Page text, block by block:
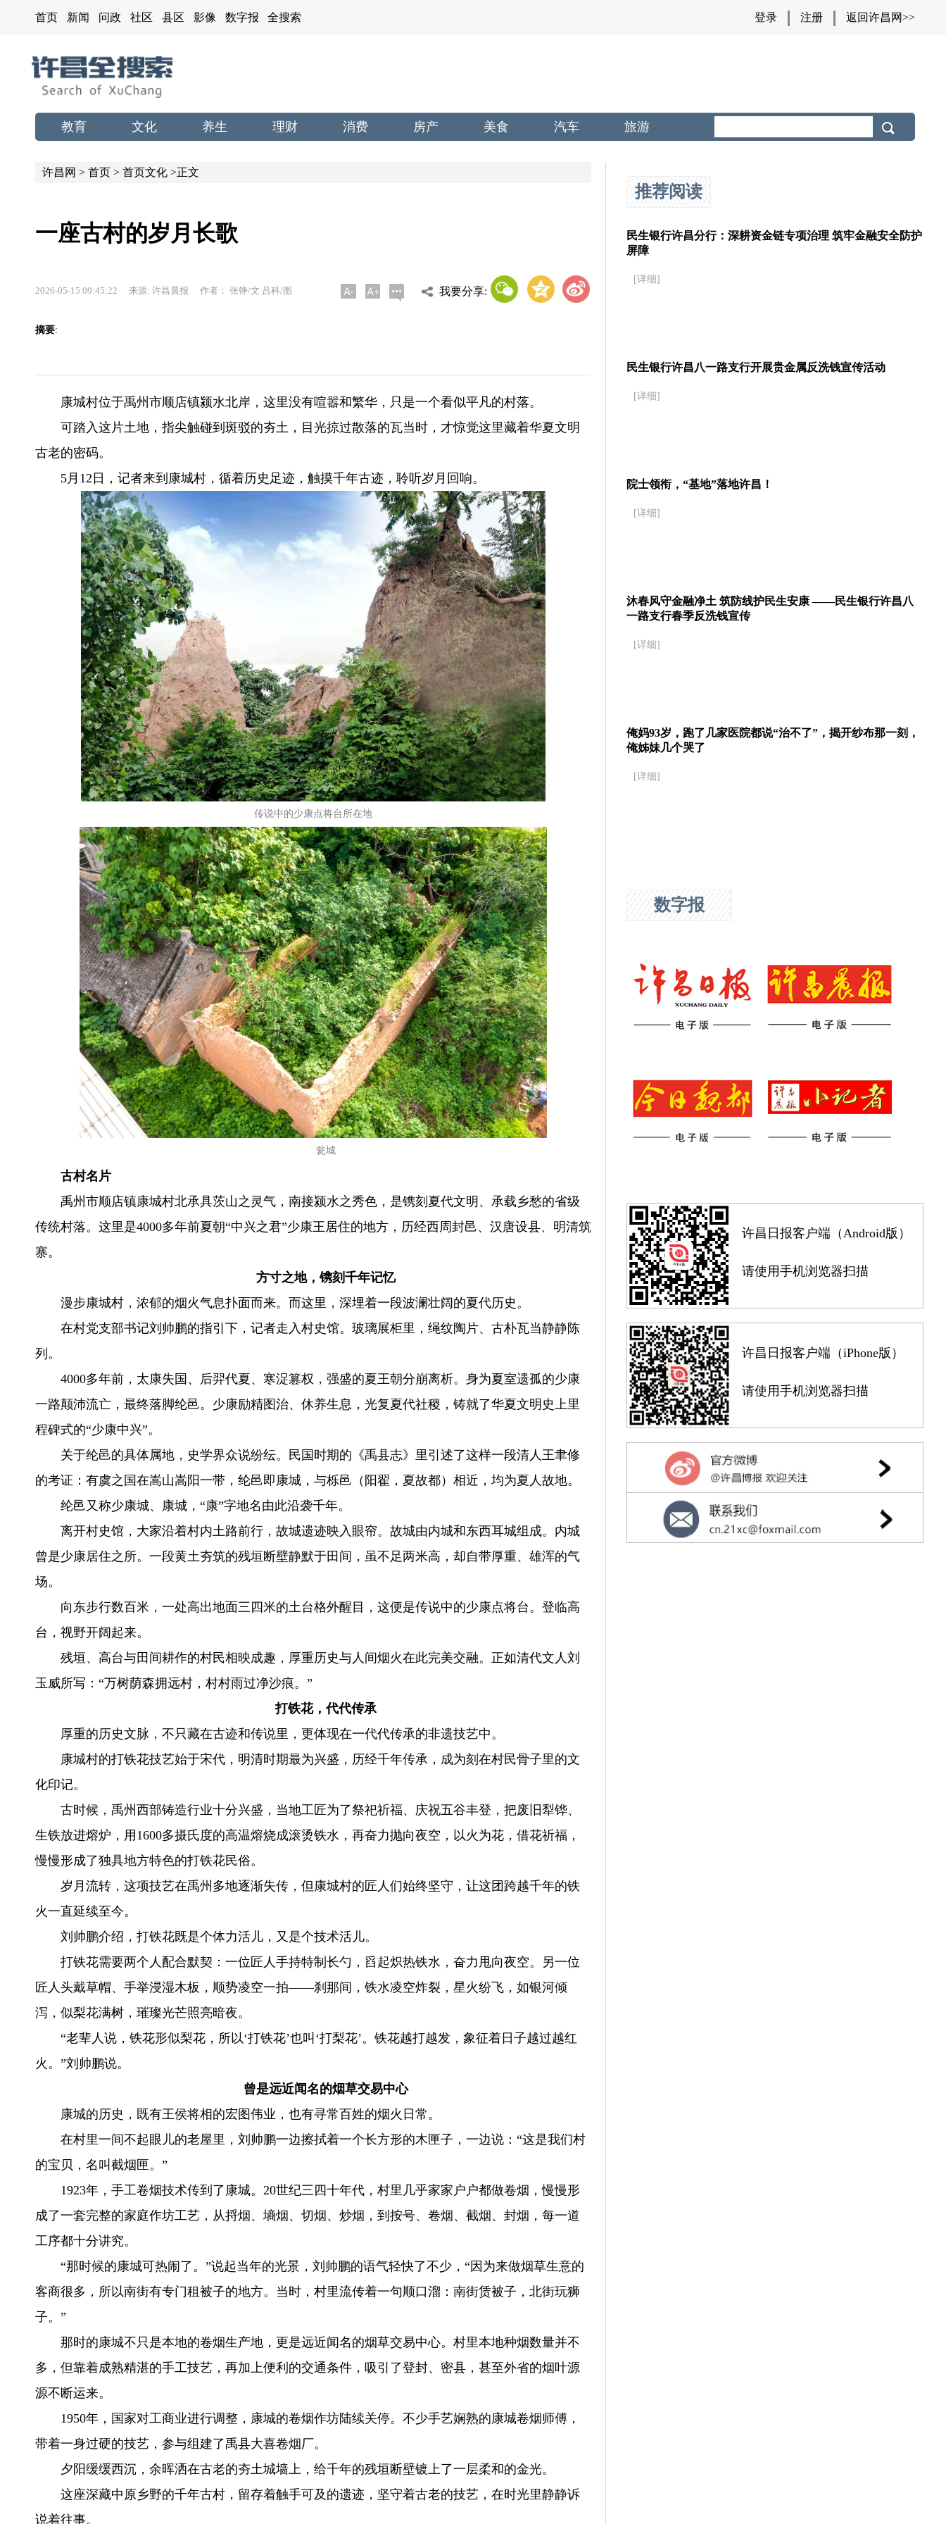
首页 新闻 问政 社区 县区 影像 数字报 全搜索 登录 注册 返回许昌网>>
教育 文化 养生 理财 消费 房产 美食 汽车 旅游
许昌网 > 首页 > 首页文化 >正文
一座古村的岁月长歌
2026-05-15 09:45:22 来源: 许昌晨报 作者： 张铮/文 吕科/图 我要分享:
摘要:
康城村位于禹州市顺店镇颍水北岸，这里没有喧嚣和繁华，只是一个看似平凡的村落。
可踏入这片土地，指尖触碰到斑驳的夯土，目光掠过散落的瓦当时，才惊觉这里藏着华夏文明
古老的密码。
5月12日，记者来到康城村，循着历史足迹，触摸千年古迹，聆听岁月回响。
传说中的少康点将台所在地
瓮城
古村名片
禹州市顺店镇康城村北承具茨山之灵气，南接颍水之秀色，是镌刻夏代文明、承载乡愁的省级
传统村落。这里是4000多年前夏朝“中兴之君”少康王居住的地方，历经西周封邑、汉唐设县、明清筑
寨。
方寸之地，镌刻千年记忆
漫步康城村，浓郁的烟火气息扑面而来。而这里，深埋着一段波澜壮阔的夏代历史。
在村党支部书记刘帅鹏的指引下，记者走入村史馆。玻璃展柜里，绳纹陶片、古朴瓦当静静陈
列。
4000多年前，太康失国、后羿代夏、寒浞篡权，强盛的夏王朝分崩离析。身为夏室遗孤的少康
一路颠沛流亡，最终落脚纶邑。少康励精图治、休养生息，光复夏代社稷，铸就了华夏文明史上里
程碑式的“少康中兴”。
关于纶邑的具体属地，史学界众说纷纭。民国时期的《禹县志》里引述了这样一段清人王聿修
的考证：有虞之国在嵩山嵩阳一带，纶邑即康城，与栎邑（阳翟，夏故都）相近，均为夏人故地。
纶邑又称少康城、康城，“康”字地名由此沿袭千年。
离开村史馆，大家沿着村内土路前行，故城遗迹映入眼帘。故城由内城和东西耳城组成。内城
曾是少康居住之所。一段黄土夯筑的残垣断壁静默于田间，虽不足两米高，却自带厚重、雄浑的气
场。
向东步行数百米，一处高出地面三四米的土台格外醒目，这便是传说中的少康点将台。登临高
台，视野开阔起来。
残垣、高台与田间耕作的村民相映成趣，厚重历史与人间烟火在此完美交融。正如清代文人刘
玉威所写：“万树荫森拥远村，村村雨过净沙痕。”
打铁花，代代传承
厚重的历史文脉，不只藏在古迹和传说里，更体现在一代代传承的非遗技艺中。
康城村的打铁花技艺始于宋代，明清时期最为兴盛，历经千年传承，成为刻在村民骨子里的文
化印记。
古时候，禹州西部铸造行业十分兴盛，当地工匠为了祭祀祈福、庆祝五谷丰登，把废旧犁铧、
生铁放进熔炉，用1600多摄氏度的高温熔烧成滚烫铁水，再奋力抛向夜空，以火为花，借花祈福，
慢慢形成了独具地方特色的打铁花民俗。
岁月流转，这项技艺在禹州多地逐渐失传，但康城村的匠人们始终坚守，让这团跨越千年的铁
火一直延续至今。
刘帅鹏介绍，打铁花既是个体力活儿，又是个技术活儿。
打铁花需要两个人配合默契：一位匠人手持特制长勺，舀起炽热铁水，奋力甩向夜空。另一位
匠人头戴草帽、手举浸湿木板，顺势凌空一拍——刹那间，铁水凌空炸裂，星火纷飞，如银河倾
泻，似梨花满树，璀璨光芒照亮暗夜。
“老辈人说，铁花形似梨花，所以‘打铁花’也叫‘打梨花’。铁花越打越发，象征着日子越过越红
火。”刘帅鹏说。
曾是远近闻名的烟草交易中心
康城的历史，既有王侯将相的宏图伟业，也有寻常百姓的烟火日常。
在村里一间不起眼儿的老屋里，刘帅鹏一边擦拭着一个长方形的木匣子，一边说：“这是我们村
的宝贝，名叫截烟匣。”
1923年，手工卷烟技术传到了康城。20世纪三四十年代，村里几乎家家户户都做卷烟，慢慢形
成了一套完整的家庭作坊工艺，从捋烟、墒烟、切烟、炒烟，到按号、卷烟、截烟、封烟，每一道
工序都十分讲究。
“那时候的康城可热闹了。”说起当年的光景，刘帅鹏的语气轻快了不少，“因为来做烟草生意的
客商很多，所以南街有专门租被子的地方。当时，村里流传着一句顺口溜：南街赁被子，北街玩狮
子。”
那时的康城不只是本地的卷烟生产地，更是远近闻名的烟草交易中心。村里本地种烟数量并不
多，但靠着成熟精湛的手工技艺，再加上便利的交通条件，吸引了登封、密县，甚至外省的烟叶源
源不断运来。
1950年，国家对工商业进行调整，康城的卷烟作坊陆续关停。不少手艺娴熟的康城卷烟师傅，
带着一身过硬的技艺，参与组建了禹县大喜卷烟厂。
夕阳缓缓西沉，余晖洒在古老的夯土城墙上，给千年的残垣断壁镀上了一层柔和的金光。
这座深藏中原乡野的千年古村，留存着触手可及的遗迹，坚守着古老的技艺，在时光里静静诉
说着往事。
推荐阅读
民生银行许昌分行：深耕资金链专项治理 筑牢金融安全防护
屏障
[详细]
民生银行许昌八一路支行开展贵金属反洗钱宣传活动
[详细]
院士领衔，“基地”落地许昌！
[详细]
沐春风守金融净土 筑防线护民生安康 ——民生银行许昌八
一路支行春季反洗钱宣传
[详细]
俺妈93岁，跑了几家医院都说“治不了”，揭开纱布那一刻，
俺姊妹几个哭了
[详细]
数字报
许昌日报客户端（Android版）
请使用手机浏览器扫描
许昌日报客户端（iPhone版）
请使用手机浏览器扫描